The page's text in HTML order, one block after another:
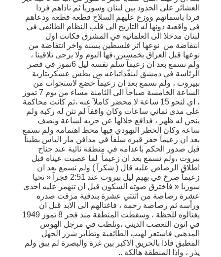
العشائر على الحدود بين لبنان وسوريا ثم ناداهم فردا
فردا باسمائهم ووزع عليهم السلاح قطعة قطعة ودعاهم
في واقعية دونها له التاريخ الى قلب النظام الطائفي في
لبنان مدخلا الى العلمانية في المشرق فكانت اول
انتفاضة من نوعها اثر فلسطين بسنة واخر انتفاضة من
نوعها قبل العراق بخمسين ،فها اليوم ولا يرجى تلاقينا ،
ولم نسمع بعد ان زعيمآ سلّم نفسه ليل 6تموز في قصر
الرئاسة في دمشق لينفّذاتباعه من بطش عسكريتارية
ببيروت ، ولم نسمع بعد ان زعيمآ خضع لاستجواب من
الساعة الخامسة صباحآ الى الثامنة مساء من يوم 7 تموز
، اي لنحو 15 ساعة لا محضر كاملآ عنه ،ثم كانت محاكمة
على مدى ثماني ساعات وكان واقفآ لم تثن له ركبة ولم
ينحن له ظهر ، فدافع خلالها عن حزبه لساعة ونصف
ساعة وكان الخطر اليهودي فيها محط اهتمامه ولم نسمع
بعد ان زعيمآ حفر قبره سلفآ في مدافن مار الياس بطينآ
قبل صدور الحكم باعدامه في منطقة نائية عند جناح
بيروت ،ولم نسمع بعد ان زعيمآ لما عصبت عيناه قبل
اطلاق الرصاص عليه قال ( شكرآ ) ولم نسمع بعد ان
زعيمآ صرخ في بهيم ليل بيروت عند 2:51 فجرآ « تحيا
سوريا « فاخترق صوته السكون قبل ان تنهمر عليه احدى
عشرة رصاصة من اثنتي عشرة بندقية مزقت صدره
ورأسه ثم رصاصة رحمة ، فاغتالهم الى الابد قبل ان
يغتالوه للحظة ، وسقطت المنطقة منذ فجر 8 تموز 1949
في اتون التعصب الديني ،وتلظت في مرجل الهوس
المذهبي فاستعر لهيب الطائفية وتطاير شرر الجهل
المطبق فاذا بالحريق الاكبر بين غزة والبصرة لم يبق ولم
يذر ، واذا المنطقة هالكة ..